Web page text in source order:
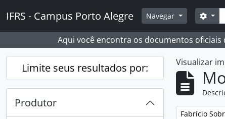
IFRS - Campus Porto Alegre Navegar
Aqui você encontra os documentos oficiais
Limite seus resultados por:
Produtor
Visualizar
Remover
Fabrício